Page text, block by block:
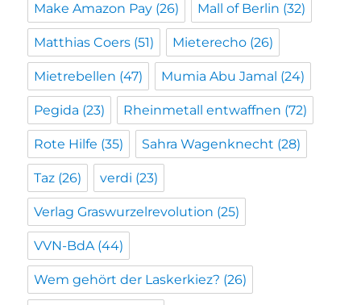
Make Amazon Pay (26) Mall of Berlin (32)
Matthias Coers (51) Mieterecho (26)
Mietrebellen (47) Mumia Abu Jamal (24)
Pegida (23) Rheinmetall entwaffnen (72)
Rote Hilfe (35) Sahra Wagenknecht (28)
Taz (26) verdi (23)
Verlag Graswurzelrevolution (25)
VVN-BdA(44)
Wem gehört der Laskerkiez? (26)